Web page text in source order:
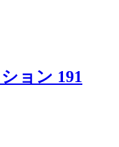
ョン 191